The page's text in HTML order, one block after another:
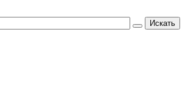
Искать